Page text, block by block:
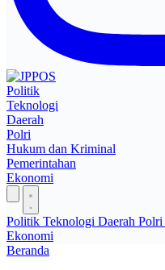
Politik
Teknologi
Daerah
Polri
Hukum dan Kriminal
Pemerintahan
Ekonomi
Politik Teknologi Daerah Polri
Ekonomi
Beranda